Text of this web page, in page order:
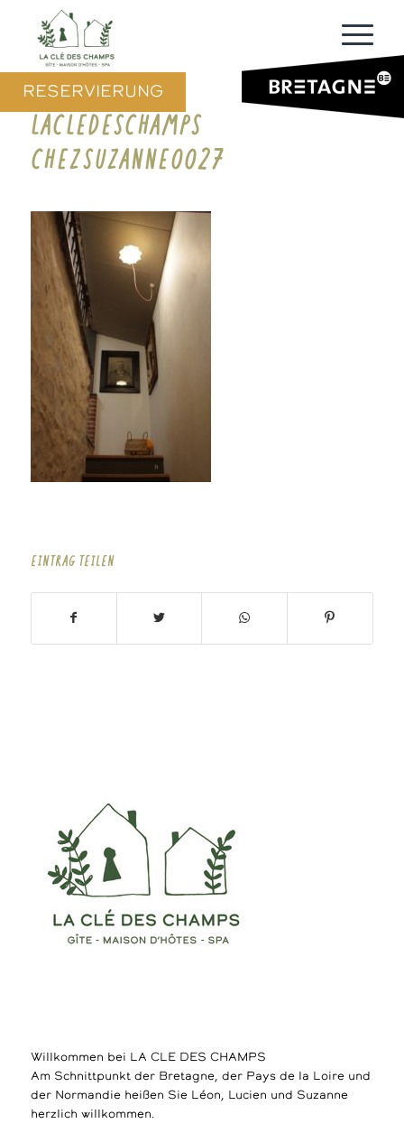
RESERVIERUNG
LACLEDESCHAMPS
CHEZSUZANNE0027
EINTRAG TEILEN
Willkommen bei LA CLE DES CHAMPS
Am Schnittpunkt der Bretagne, der Pays de la Loire und
der Normandie heißen Sie Léon, Lucien und Suzanne
herzlich willkommen.